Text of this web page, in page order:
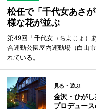
松任で「千代女あさ
様な花が並ぶ
第49回「千代女（ちよじょ）
合運動公園屋内運動場（白山
れている。
見る・遊ぶ
金沢・ひが
プロデュー